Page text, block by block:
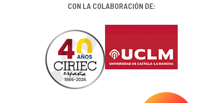
CON LA COLABORACIÓN DE: